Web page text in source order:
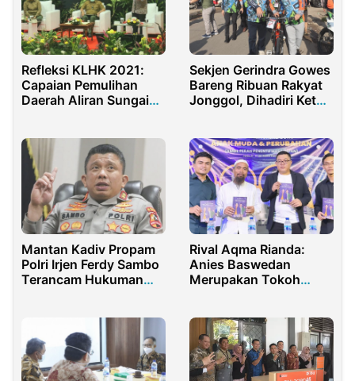
Refleksi KLHK 2021:
Capaian Pemulihan
Daerah Aliran Sungai
Sekjen Gerindra Gowes
Bareng Ribuan Rakyat
Jonggol, Dihadiri Ketua
Mantan Kadiv Propam
Polri Irjen Ferdy Sambo
Terancam Hukuman
Rival Aqma Rianda:
Anies Baswedan
Merupakan Tokoh